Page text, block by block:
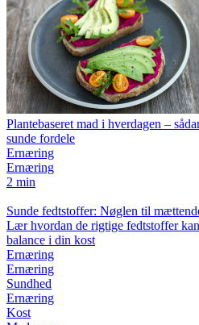
Plantebaseret mad i hverdagen –
sunde fordele
Ernæring
Ernæring
2 min
Sunde fedtstoffer: Nøglen til
Lær hvordan de rigtige fedtstoffer
balance i din kost
Ernæring
Ernæring
Sundhed
Ernæring
Kost